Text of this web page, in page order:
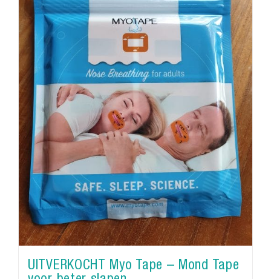
UITVERKOCHT Myo Tape – Mond Tape